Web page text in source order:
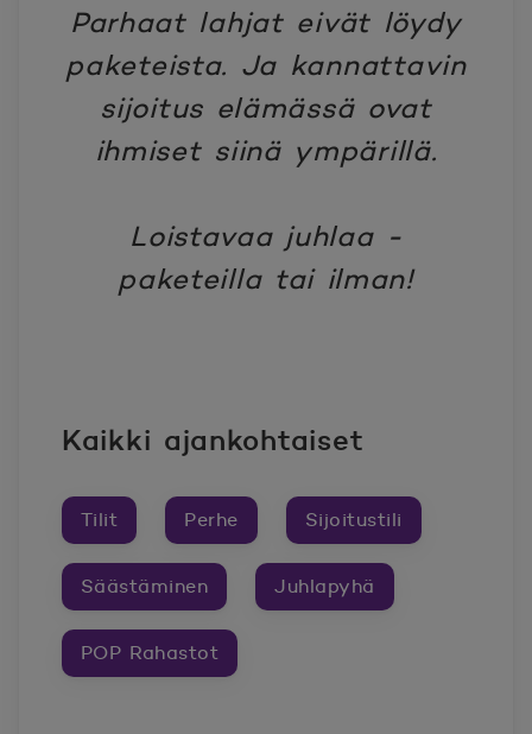
Parhaat lahjat eivät löydy
paketeista. Ja kannattavin
sijoitus elämässä ovat
ihmiset siinä ympärillä.
Loistavaa juhlaa -
paketeilla tai ilman!
Kaikki ajankohtaiset
Tilit Perhe Sijoitustili
Säästäminen Juhlapyhä
POP Rahastot